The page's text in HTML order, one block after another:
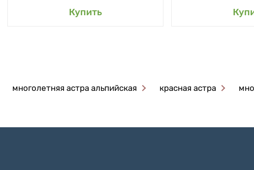
Купить
многолетняя астра альпийская красная астра